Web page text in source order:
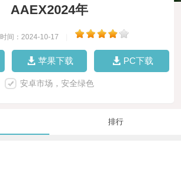
AAEX2024年
时间：2024-10-17
苹果下载 PC下载
安卓市场，安全绿色
排行